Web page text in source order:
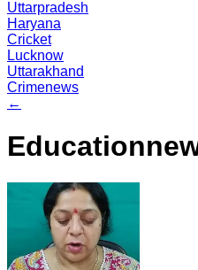
Uttarpradesh
Haryana
Cricket
Lucknow
Uttarakhand
Crimenews
←